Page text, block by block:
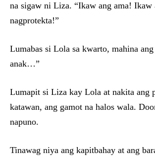
na sigaw ni Liza. “Ikaw ang ama! Ikaw
nagprotekta!”
Lumabas si Lola sa kwarto, mahina
anak…”
Lumapit si Liza kay Lola at nakita ang
katawan, ang gamot na halos wala.
napuno.
Tinawag niya ang kapitbahay at ang